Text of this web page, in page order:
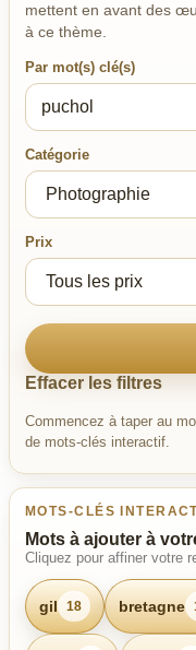
mettent en avant des
à ce thème.
Par mot(s) clé(s)
Catégorie
Prix
Effacer les filtres
Commencez à taper au
de mots-clés interactif.
MOTS-CLÉS
Mots à ajouter à
Cliquez pour affiner votre
gil 18 bretagne